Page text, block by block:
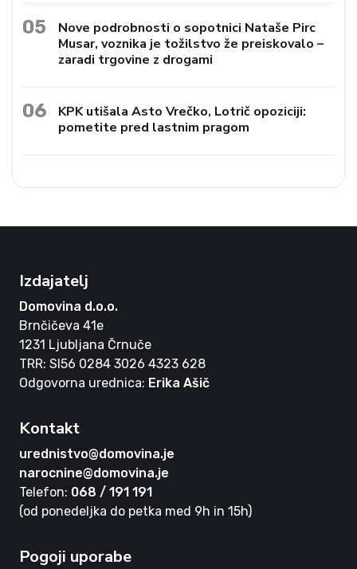
05
Nove podrobnosti o sopotnici Nataše Pirc
Musar, voznika je tožilstvo že preiskovalo –
zaradi trgovine z drogami
06
KPK utišala Asto Vrečko, Lotrič opoziciji:
pometite pred lastnim pragom
Izdajatelj
Domovina d.o.o.
Brnčičeva 41e
1231 Ljubljana Črnuče
TRR: SI56 0284 3026 4323 628
Odgovorna urednica: Erika Ašič
Kontakt
urednistvo@domovina.je
narocnine@domovina.je
Telefon: 068 / 191 191
(od ponedeljka do petka med 9h in 15h)
Pogoji uporabe